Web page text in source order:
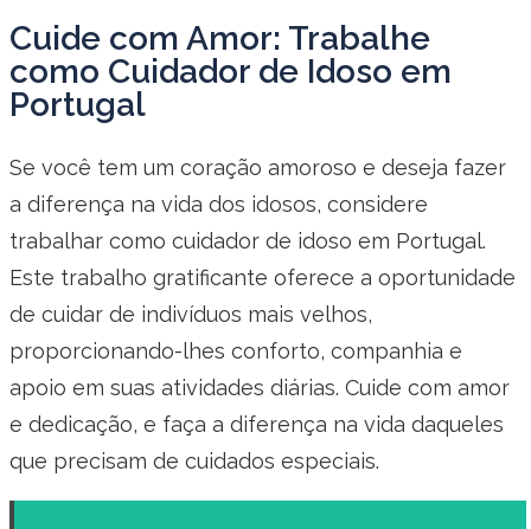
Cuide com Amor: Trabalhe
como Cuidador de Idoso em
Portugal
Se você tem um coração amoroso e deseja fazer
a diferença na vida dos idosos, considere
trabalhar como cuidador de idoso em Portugal.
Este trabalho gratificante oferece a oportunidade
de cuidar de indivíduos mais velhos,
proporcionando-lhes conforto, companhia e
apoio em suas atividades diárias. Cuide com amor
e dedicação, e faça a diferença na vida daqueles
que precisam de cuidados especiais.